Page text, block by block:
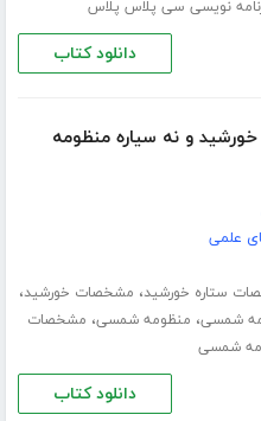
نویسی سی پلاس پلاس
دانلود کتاب
و نه سیاره منظومه
علمی
ستاره خورشید، مشخصات خورشید،
شمسی، منظومه شمسی، مشخصات
شمسی
دانلود کتاب